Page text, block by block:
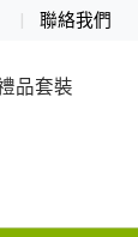
聯絡我們
品套裝